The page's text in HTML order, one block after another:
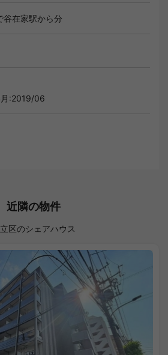
谷在家駅から分
:2019/06
近隣の物件
区のシェアハウス